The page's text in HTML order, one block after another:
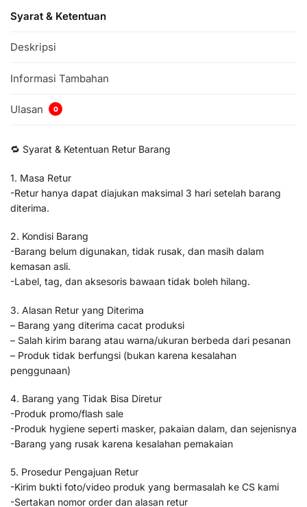
Syarat & Ketentuan
Deskripsi
Informasi Tambahan
Ulasan 0
🔁 Syarat & Ketentuan Retur Barang
1. Masa Retur
-Retur hanya dapat diajukan maksimal 3 hari setelah barang
diterima.
2. Kondisi Barang
-Barang belum digunakan, tidak rusak, dan masih dalam
kemasan asli.
-Label, tag, dan aksesoris bawaan tidak boleh hilang.
3. Alasan Retur yang Diterima
– Barang yang diterima cacat produksi
– Salah kirim barang atau warna/ukuran berbeda dari pesanan
– Produk tidak berfungsi (bukan karena kesalahan
penggunaan)
4. Barang yang Tidak Bisa Diretur
-Produk promo/flash sale
-Produk hygiene seperti masker, pakaian dalam, dan sejenisnya
-Barang yang rusak karena kesalahan pemakaian
5. Prosedur Pengajuan Retur
-Kirim bukti foto/video produk yang bermasalah ke CS kami
-Sertakan nomor order dan alasan retur